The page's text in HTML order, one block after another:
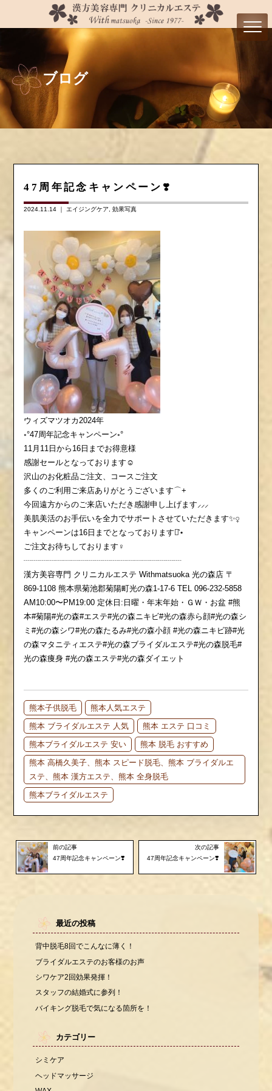
ブログ
47周年記念キャンペーン❣️
2024.11.14 ｜ エイジングケア 効果写真
ウィズマツオカ2024年
◦°47周年記念キャンペーン◦°
11月11日から16日までお得意様
感謝セールとなっております☺️
沢山のお化粧品ご注文、コースご注文
多くのご利用ご来店ありがとうございます⌒+
今回遠方からのご来店いただき感謝申し上げます⸝⸝⸝
美肌美活のお手伝いを全力でサポートさせていただきます✨‍♀️
キャンペーンは16日までとなっております⋆͛⋆
ご注文お待ちしております‍♀️
┈┈┈┈┈┈┈┈┈┈┈┈┈┈┈┈┈┈┈┈
漢方美容専門 クリニカルエステ Withmatsuoka 光の森店 〒
869-1108 熊本県菊池郡菊陽町光の森1-17-6 TEL 096-232-5858
AM10:00〜PM19:00 定休日:日曜・年末年始・ＧＷ・お盆 #熊
本#菊陽#光の森#エステ#光の森ニキビ#光の森赤ら顔#光の森シ
ミ#光の森シワ#光の森たるみ#光の森小顔 #光の森ニキビ跡#光
の森マタニティエステ#光の森ブライダルエステ#光の森脱毛#
光の森痩身 #光の森エステ#光の森ダイエット
熊本子供脱毛
熊本人気エステ
熊本 ブライダルエステ 人気
熊本 エステ 口コミ
熊本ブライダルエステ 安い
熊本 脱毛 おすすめ
熊本 高橋久美子、熊本 スピード脱毛、熊本 ブライダルエ
ステ、熊本 漢方エステ、熊本 全身脱毛
熊本ブライダルエステ
前の記事
47周年記念キャンペーン❣️
次の記事
47周年記念キャンペーン❣️
最近の投稿
背中脱毛8回でこんなに薄く！
ブライダルエステのお客様のお声
シワケア2回効果発揮！
スタッフの結婚式に参列！
バイキング脱毛で気になる箇所を！
カテゴリー
シミケア
ヘッドマッサージ